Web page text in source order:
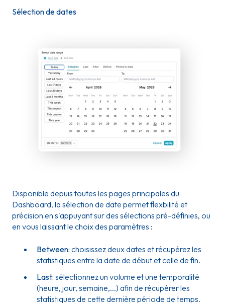
Sélection de dates
Disponible depuis toutes les pages principales du
Dashboard, la sélection de date permet flexbilité et
précision en s'appuyant sur des sélections pré-définies, ou
en vous laissant le choix des paramètres :
Between: choisissez deux dates et récupérez les
statistiques entre la date de début et celle de fin.
Last: sélectionnez un volume et une temporalité
(heure, jour, semaine,...) afin de récupérer les
statistiques de cette dernière période de temps.